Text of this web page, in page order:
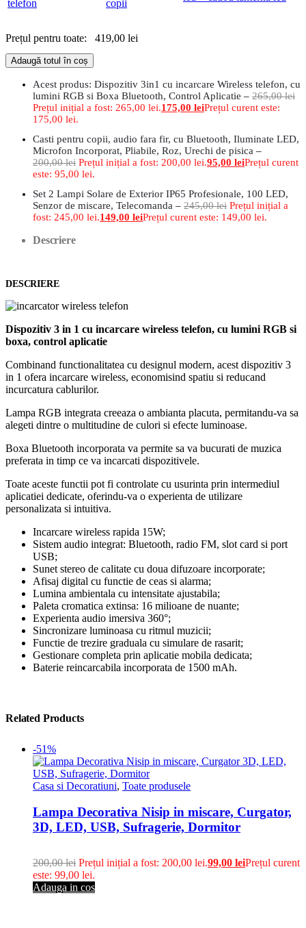
Prețul pentru toate: 419,00 lei
Adaugă totul în coș
Acest produs: Dispozitiv 3in1 cu incarcare Wireless telefon, cu
lumini RGB si Boxa Bluetooth, Control Aplicatie – 265,00lei
Prețul inițial a fost: 265,00 lei.175,00 leiPrețul curent este:
175,00 lei.
Casti pentru copii, audio fara fir, cu Bluetooth, Iluminate LED,
Microfon Incorporat, Pliabile, Roz, Urechi de pisica –
200,00lei Prețul inițial a fost: 200,00 lei.95,00 leiPrețul curent
este: 95,00 lei.
Set 2 Lampi Solare de Exterior IP65 Profesionale, 100 LED,
Senzor de miscare, Telecomanda – 245,00lei Prețul inițial a
fost: 245,00 lei.149,00 leiPrețul curent este: 149,00 lei.
Descriere
DESCRIERE
Dispozitiv 3 in 1 cu incarcare wireless telefon, cu lumini RGB si
boxa, control aplicatie
Combinand functionalitatea cu designul modern, acest dispozitiv 3
in 1 ofera incarcare wireless, economisind spatiu si reducand
incurcatura cablurilor.
Lampa RGB integrata creeaza o ambianta placuta, permitandu-va sa
alegeti dintre o multitudine de culori si efecte luminoase.
Boxa Bluetooth incorporata va permite sa va bucurati de muzica
preferata in timp ce va incarcati dispozitivele.
Toate aceste functii pot fi controlate cu usurinta prin intermediul
aplicatiei dedicate, oferindu-va o experienta de utilizare
personalizata si intuitiva.
Incarcare wireless rapida 15W;
Sistem audio integrat: Bluetooth, radio FM, slot card si port
USB;
Sunet stereo de calitate cu doua difuzoare incorporate;
Afisaj digital cu functie de ceas si alarma;
Lumina ambientala cu intensitate ajustabila;
Paleta cromatica extinsa: 16 milioane de nuante;
Experienta audio imersiva 360°;
Sincronizare luminoasa cu ritmul muzicii;
Functie de trezire graduala cu simulare de rasarit;
Gestionare completa prin aplicatie mobila dedicata;
Baterie reincarcabila incorporata de 1500 mAh.
Related Products
-51%
Casa si Decoratiuni, Toate produsele
Lampa Decorativa Nisip in miscare, Curgator,
3D, LED, USB, Sufragerie, Dormitor
200,00lei Prețul inițial a fost: 200,00 lei.99,00 leiPrețul curent
este: 99,00 lei.
Adauga in cos